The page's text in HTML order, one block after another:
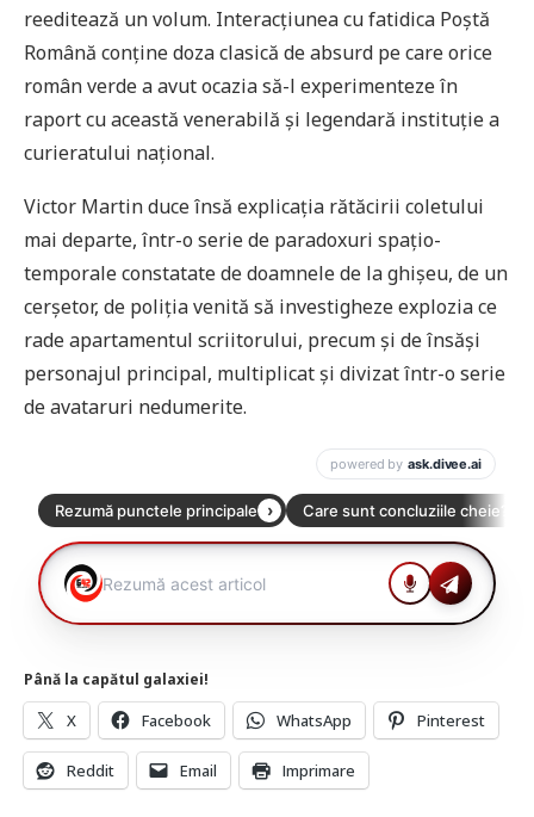
reeditează un volum. Interacțiunea cu fatidica Poștă
Română conține doza clasică de absurd pe care orice
român verde a avut ocazia să-l experimenteze în
raport cu această venerabilă și legendară instituție a
curieratului național.
Victor Martin duce însă explicația rătăcirii coletului
mai departe, într-o serie de paradoxuri spațio-
temporale constatate de doamnele de la ghișeu, de un
cerșetor, de poliția venită să investigheze explozia ce
rade apartamentul scriitorului, precum și de însăși
personajul principal, multiplicat și divizat într-o serie
de avataruri nedumerite.
Până la capătul galaxiei!
X Facebook WhatsApp Pinterest
Reddit Email Imprimare